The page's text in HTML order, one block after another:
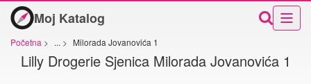
Moj Katalog
Početna > ... > Milorada Jovanovića 1
Lilly Drogerie Sjenica Milorada Jovanovića 1